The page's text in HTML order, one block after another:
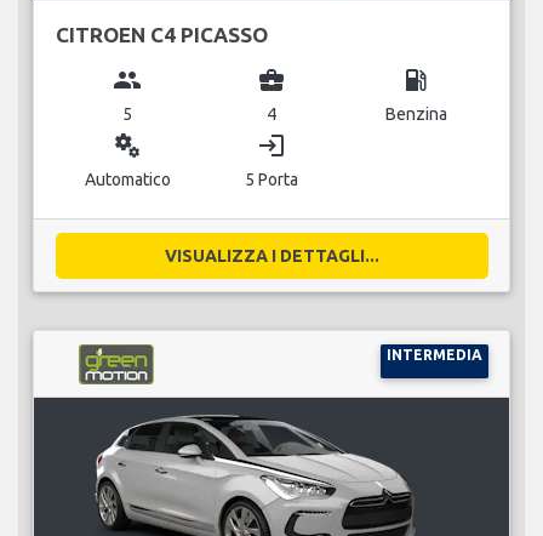
CITROEN C4 PICASSO
group
5
business_center
4
local_gas_station
Benzina
miscellaneous_services
Automatico
login
5 Porta
VISUALIZZA I DETTAGLI...
INTERMEDIA